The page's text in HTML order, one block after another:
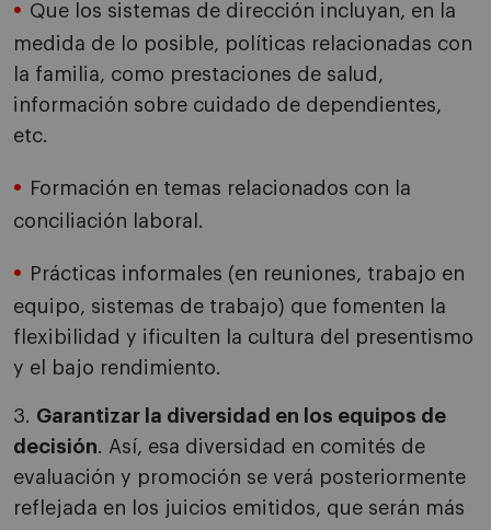
Que los sistemas de dirección incluyan, en la
medida de lo posible, políticas relacionadas con
la familia, como prestaciones de salud,
información sobre cuidado de dependientes,
etc.
Formación en temas relacionados con la
conciliación laboral.
Prácticas informales (en reuniones, trabajo en
equipo, sistemas de trabajo) que fomenten la
flexibilidad y ificulten la cultura del presentismo
y el bajo rendimiento.
3. Garantizar la diversidad en los equipos de
decisión. Así, esa diversidad en comités de
evaluación y promoción se verá posteriormente
reflejada en los juicios emitidos, que serán más